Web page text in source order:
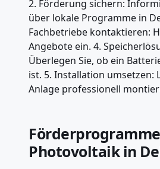
2. Förderung sichern:
über lokale Programme in
Fachbetriebe kontaktieren:
Angebote ein. 4.
Überlegen Sie, ob ein
ist. 5. Installation umsetzen:
Anlage professionell
Photovoltaik in